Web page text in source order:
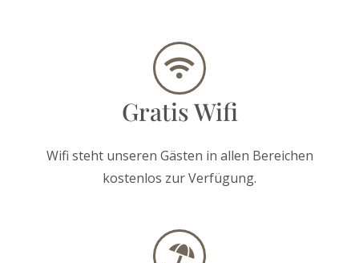
Gratis Wifi
Wifi steht unseren Gästen in allen Bereichen
kostenlos zur Verfügung.